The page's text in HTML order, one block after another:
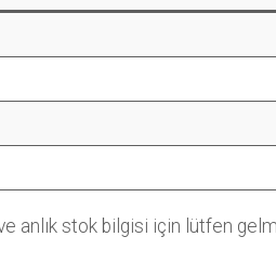
anlık stok bilgisi için lütfen